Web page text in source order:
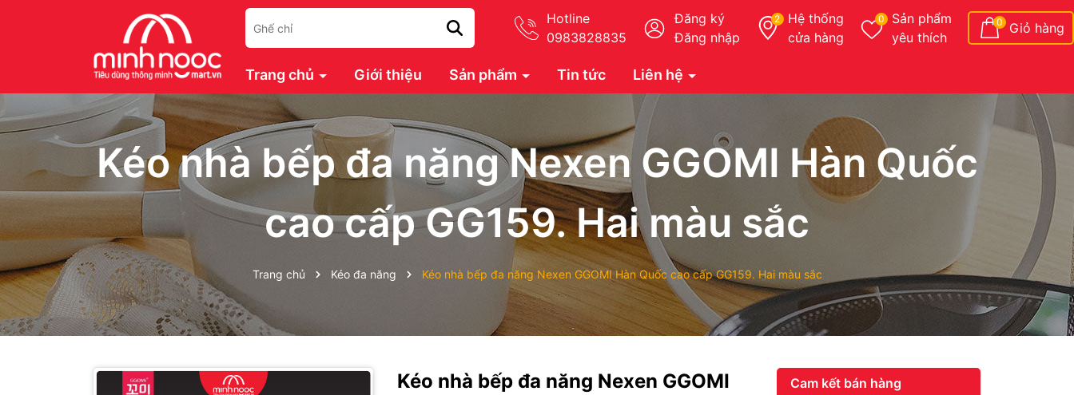
Hotline
0983828835
Đăng ký
Đăng nhập
2
Hệ thống
cửa hàng
0
Sản phẩm
yêu thích
0 Giỏ hàng
Trang chủ Giới thiệu Sản phẩm Tin tức Liên hệ
Kéo nhà bếp đa năng Nexen GGOMI Hàn Quốc
cao cấp GG159. Hai màu sắc
Trang chủ Kéo đa năng Kéo nhà bếp đa năng Nexen GGOMI Hàn Quốc cao cấp GG159. Hai màu sắc
Kéo nhà bếp đa năng Nexen GGOMI
Cam kết bán hàng